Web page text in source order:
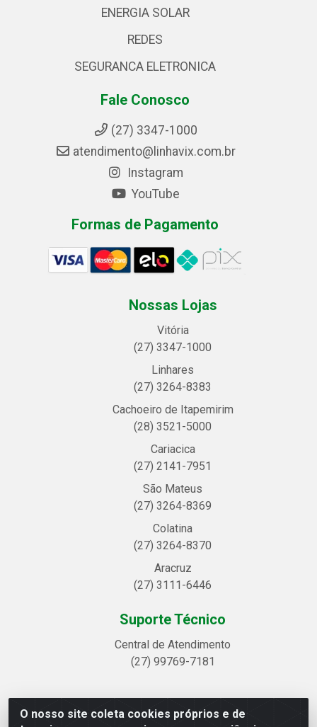
O nosso site coleta cookies próprios e de
ENERGIA SOLAR
REDES
SEGURANCA ELETRONICA
Fale Conosco
(27) 3347-1000
atendimento@linhavix.com.br
Instagram
YouTube
Formas de Pagamento
Nossas Lojas
Vitória
(27) 3347-1000
Linhares
(27) 3264-8383
Cachoeiro de Itapemirim
(28) 3521-5000
Cariacica
(27) 2141-7951
São Mateus
(27) 3264-8369
Colatina
(27) 3264-8370
Aracruz
(27) 3111-6446
Suporte Técnico
Central de Atendimento
(27) 99769-7181
Linhavix Distribuidora LTDA - Avenida Alegre, 2521 -